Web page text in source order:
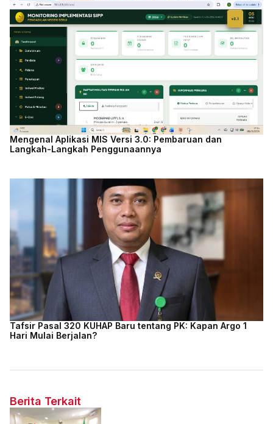
Mengenal Aplikasi MIS Versi 3.0: Pembaruan dan
Langkah-Langkah Penggunaannya
Tafsir Pasal 320 KUHAP Baru tentang PK: Kapan Argo 1
Hari Mulai Berjalan?
Berita Terkait